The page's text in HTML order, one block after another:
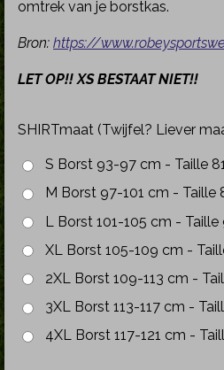
omtrek van je borstkas.
Bron: https://
LET OP!! XS BESTAAT NIET!!
SHIRTmaat (Twijfel? Liever
S Borst 93-97 cm - Taille
M Borst 97-101 cm - Taille
L Borst 101-105 cm -
XL Borst 105-109 cm -
2XL Borst 109-113 cm -
3XL Borst 113-117 cm -
4XL Borst 117-121 cm -